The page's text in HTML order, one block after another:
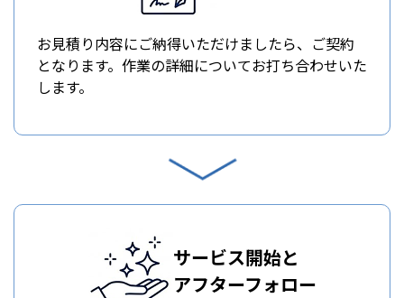
お見積り内容にご納得いただけましたら、ご契約
となります。作業の詳細についてお打ち合わせいた
します。
サービス開始と
アフターフォロー